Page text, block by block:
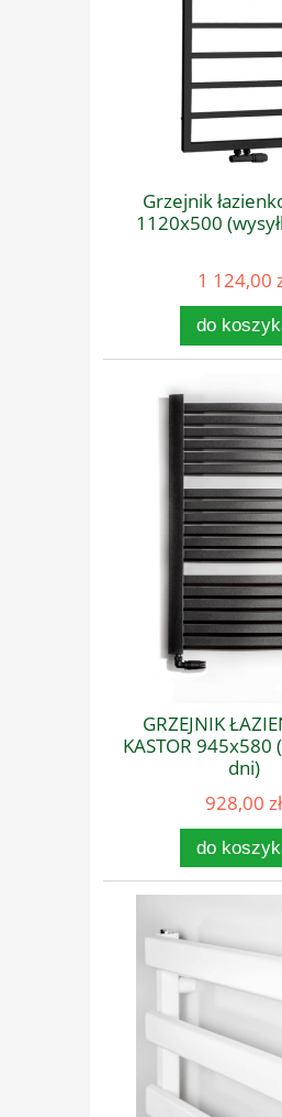
Grzejnik
1120x500
1 124,00
do
GRZEJNIK
KASTOR 945x580
dni)
928,00 zł
do